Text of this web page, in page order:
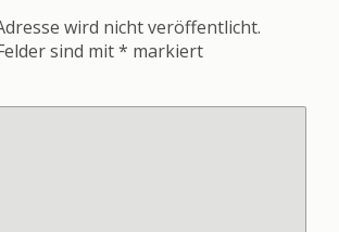
wird nicht veröffentlicht.
sind mit* markiert